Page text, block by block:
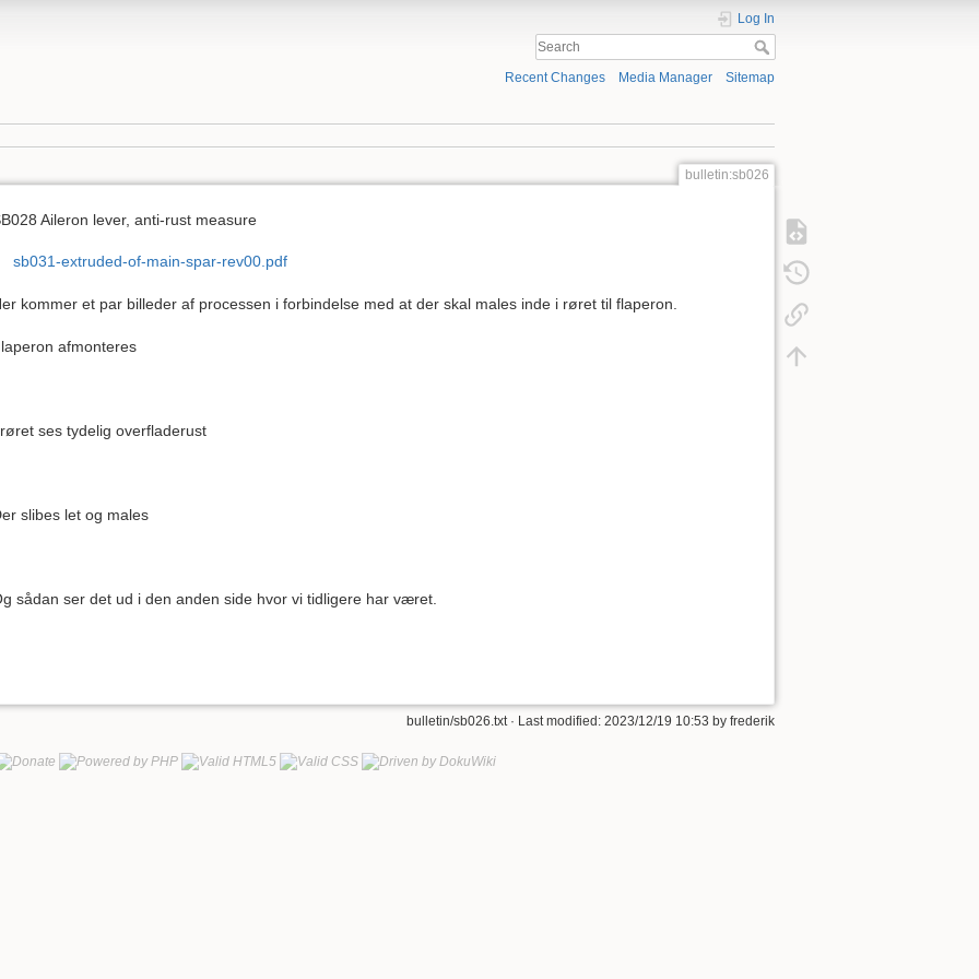
Log In
Recent Changes Media Manager Sitemap
bulletin:sb026
Aileron lever, anti-rust measure
sb031-extruded-of-main-spar-rev00.pdf
kommer et par billeder af processen i forbindelse med at der skal males inde i røret til flaperon.
afmonteres
ses tydelig overfladerust
slibes let og males
sådan ser det ud i den anden side hvor vi tidligere har været.
bulletin/sb026.txt· Last modified: 2023/12/19 10:53 by frederik